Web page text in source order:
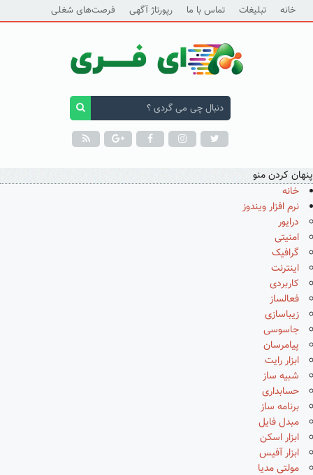
خانه تبلیغات تماس با ما رپورتاژ آگهی فرصت‌های شغلی
پنهان کردن منو
خانه
نرم افزار ویندوز
درایور
امنیتی
گرافیک
اینترنت
کاربردی
فعالساز
زیباسازی
جاسوسی
پیامرسان
ابزار رایت
شبیه ساز
حسابداری
برنامه ساز
مبدل فایل
ابزار اسکن
ابزار آفیس
مولتی مدیا